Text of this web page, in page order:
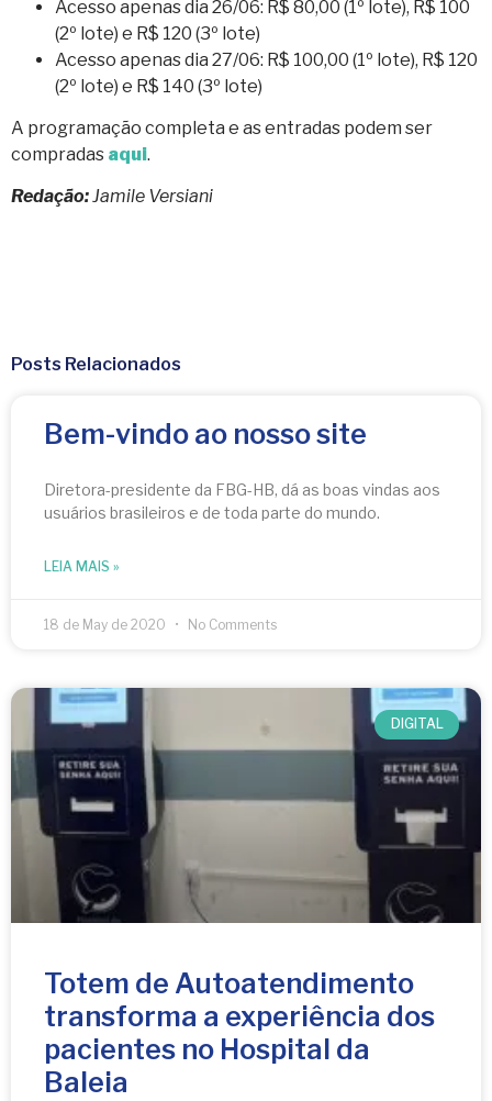
Acesso apenas dia 26/06: R$ 80,00 (1º lote), R$ 100
(2º lote) e R$ 120 (3º lote)
Acesso apenas dia 27/06: R$ 100,00 (1º lote), R$ 120
(2º lote) e R$ 140 (3º lote)
A programação completa e as entradas podem ser
compradas aqui.
Redação:Jamile Versiani
Posts Relacionados
Bem-vindo ao nosso site
Diretora-presidente da FBG-HB, dá as boas vindas aos
usuários brasileiros e de toda parte do mundo.
LEIA MAIS »
18 de May de 2020 No Comments
DIGITAL
Totem de Autoatendimento
transforma a experiência dos
pacientes no Hospital da
Baleia